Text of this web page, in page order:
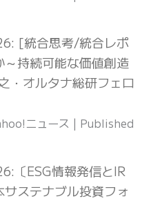
[統合思考/統合レポ
持続可能な価値創造
・オルタナ総研フェロ
ニュース
Published
〔ESG情報発信とIR
ステナブル投資フォ